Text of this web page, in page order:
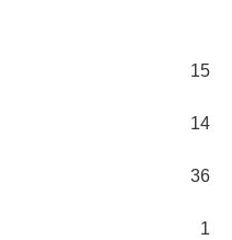
15
14
36
1